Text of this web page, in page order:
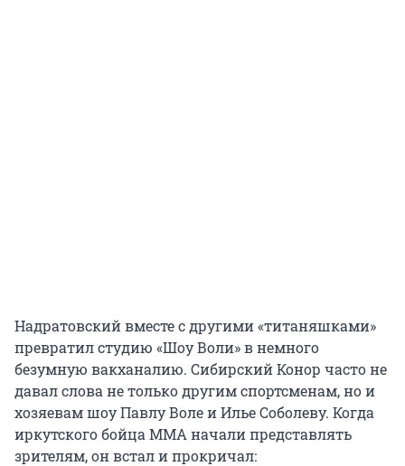
Надратовский вместе с другими «титаняшками»
превратил студию «Шоу Воли» в немного
безумную вакханалию. Сибирский Конор часто не
давал слова не только другим спортсменам, но и
хозяевам шоу Павлу Воле и Илье Соболеву. Когда
иркутского бойца ММА начали представлять
зрителям, он встал и прокричал: